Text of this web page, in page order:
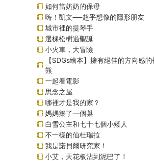
如何當奶奶的保母
嗨！凱文──超乎想像的隱形朋友
城市裡的提琴手
選棵松樹過聖誕
小火車，大冒險
【SDGs繪本】擁有絕佳的方向感
熊
一起看電影
思念之屋
哪裡才是我的家？
媽媽築了一個巢
白雪公主和七十七個小矮人
不一樣的仙杜瑞拉
我是諾貝爾研究家！
小艾，天花板沾到泥巴了！